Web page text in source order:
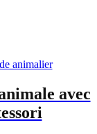
animalier
avec